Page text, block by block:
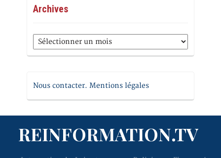
Archives
Archives
Nous contacter. Mentions légales
REINFORMATION.TV